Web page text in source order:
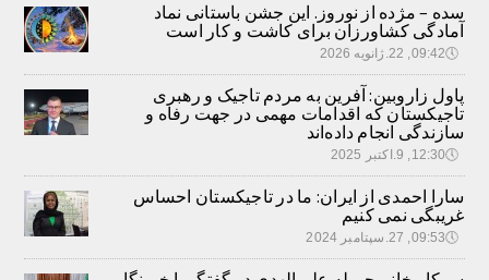
سده – مژده از نوروز. این جشن باستانی نماد
آمادگی کشاورزان برای کاشت و کار است
🕔09:42, 22.ژانویه 2026
پاول زاروبین: آفرین به مردم تاجیک و رهبری
تاجیکستان که اقدامات مهمی در جهت رفاه و
سازندگی انجام داده‌اند
🕔12:30, 9.اکتبر 2025
سارا احمدی از ایران: ما در تاجیکستان احساس
غریبگی نمی کنیم
🕔09:53, 27.سپتامبر 2024